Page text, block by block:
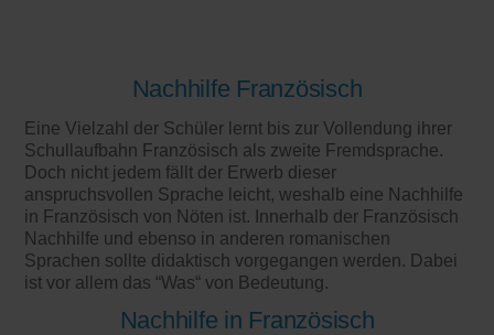
Nachhilfe Französisch
Eine Vielzahl der Schüler lernt bis zur Vollendung ihrer
Schullaufbahn Französisch als zweite Fremdsprache.
Doch nicht jedem fällt der Erwerb dieser
anspruchsvollen Sprache leicht, weshalb eine Nachhilfe
in Französisch von Nöten ist. Innerhalb der Französisch
Nachhilfe und ebenso in anderen romanischen
Sprachen sollte didaktisch vorgegangen werden. Dabei
ist vor allem das “Was“ von Bedeutung.
Nachhilfe in Französisch